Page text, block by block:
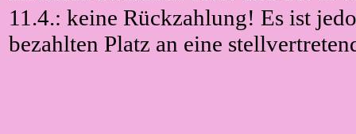
11.4.: keine Rückzahlung! Es ist
bezahlten Platz an eine